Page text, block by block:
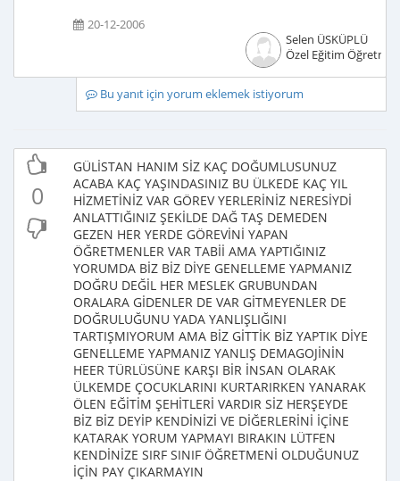
20-12-2006
Selen ÜSKÜPLÜ
Özel Eğitim
Bu yanıt için yorum eklemek istiyorum
0
GÜLİSTAN HANIM SİZ KAÇ DOĞUMLUSUNUZ
ACABA KAÇ YAŞINDASINIZ BU ÜLKEDE KAÇ YIL
HİZMETİNİZ VAR GÖREV YERLERİNİZ NERESİYDİ
ANLATTIĞINIZ ŞEKİLDE DAĞ TAŞ DEMEDEN
GEZEN HER YERDE GÖREVİNİ YAPAN
ÖĞRETMENLER VAR TABİİ AMA YAPTIĞINIZ
YORUMDA BİZ BİZ DİYE GENELLEME YAPMANIZ
DOĞRU DEĞİL HER MESLEK GRUBUNDAN
ORALARA GİDENLER DE VAR GİTMEYENLER DE
DOĞRULUĞUNU YADA YANLIŞLIĞINI
TARTIŞMIYORUM AMA BİZ GİTTİK BİZ YAPTIK DİYE
GENELLEME YAPMANIZ YANLIŞ DEMAGOJİNİN
HEER TÜRLÜSÜNE KARŞI BİR İNSAN OLARAK
ÜLKEMDE ÇOCUKLARINI KURTARIRKEN YANARAK
ÖLEN EĞİTİM ŞEHİTLERİ VARDIR SİZ HERŞEYDE
BİZ BİZ DEYİP KENDİNİZİ VE DİĞERLERİNİ İÇİNE
KATARAK YORUM YAPMAYI BIRAKIN LÜTFEN
KENDİNİZE SIRF SINIF ÖĞRETMENİ OLDUĞUNUZ
İÇİN PAY ÇIKARMAYIN